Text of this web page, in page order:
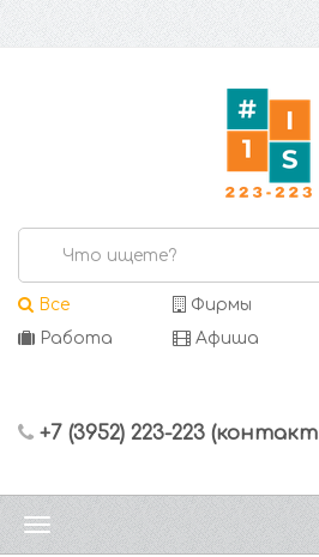
Все Фирмы
Работа
Афиша
+7 (3952) 223-223